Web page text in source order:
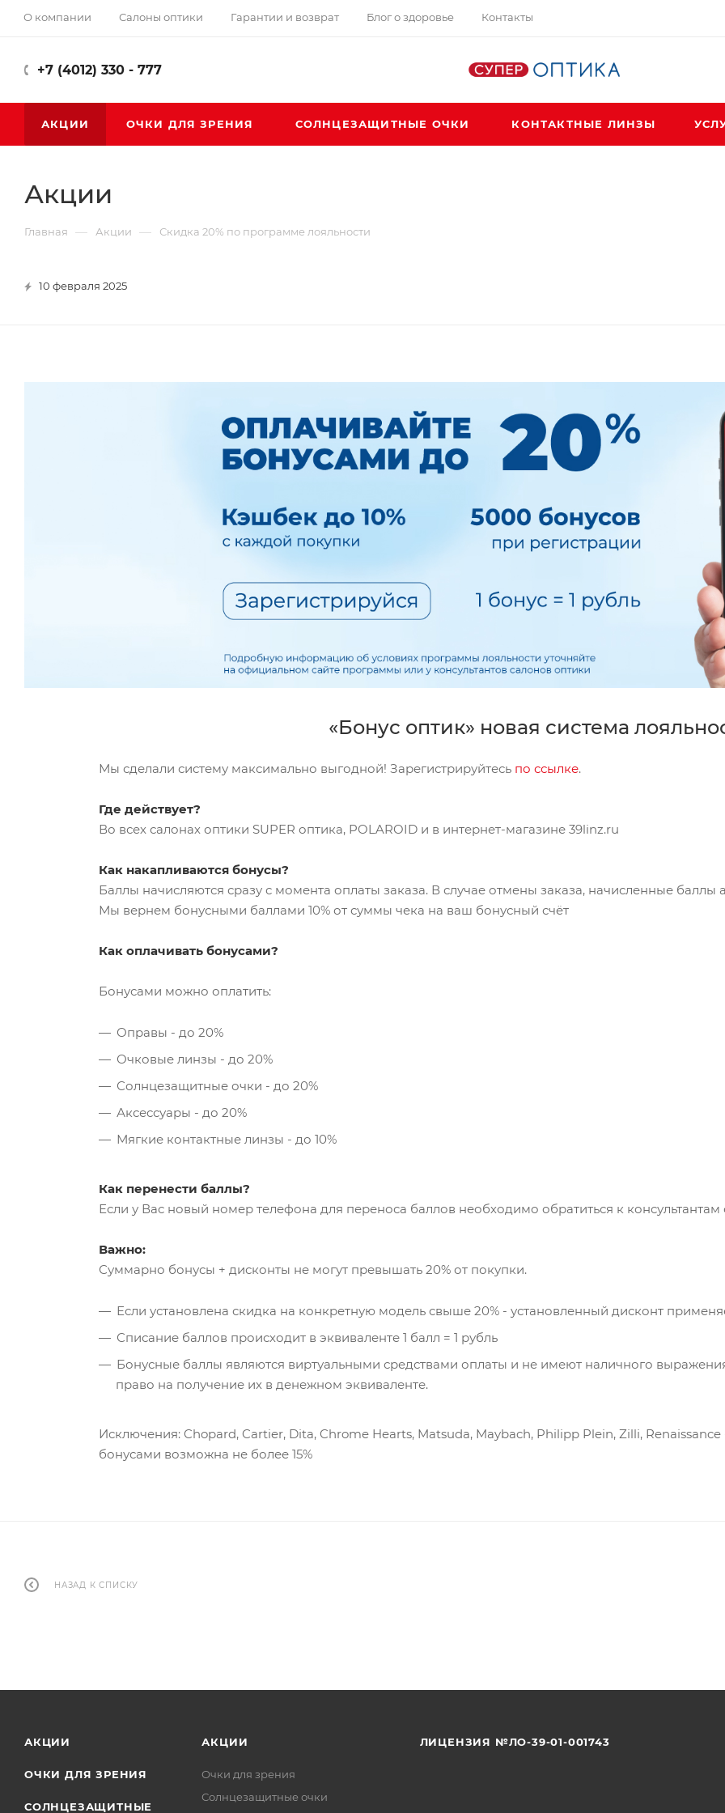
О компании Салоны оптики Гарантии и возврат Блог о здоровье Контакты
+7 (4012) 330 - 777
АКЦИИ ОЧКИ ДЛЯ ЗРЕНИЯ СОЛНЦЕЗАЩИТНЫЕ ОЧКИ КОНТАКТНЫЕ ЛИНЗЫ
Акции
Главная — Акции — Скидка 20% по программе лояльности
10 февраля 2025
«Бонус оптик» новая система
Мы сделали систему максимально выгодной! Зарегистрируйтесь по ссылке.
Где действует?
Во всех салонах оптики SUPER оптика, POLAROID и в интернет-магазине 39linz.ru
Как накапливаются бонусы?
Баллы начисляются сразу с момента оплаты заказа. В случае отмены заказа, начисленные баллы
Мы вернем бонусными баллами 10% от суммы чека на ваш бонусный счёт
Как оплачивать бонусами?
Бонусами можно оплатить:
Оправы - до 20%
Очковые линзы - до 20%
Солнцезащитные очки - до 20%
Аксессуары - до 20%
Мягкие контактные линзы - до 10%
Как перенести баллы?
Если у Вас новый номер телефона для переноса баллов необходимо обратиться к консультантам
Важно:
Суммарно бонусы + дисконты не могут превышать 20% от покупки.
Если установлена скидка на конкретную модель свыше 20% - установленный дисконт
Списание баллов происходит в эквиваленте 1 балл = 1 рубль
Бонусные баллы являются виртуальными средствами оплаты и не имеют наличного
право на получение их в денежном эквиваленте.
Исключения: Chopard, Cartier, Dita, Chrome Hearts, Matsuda, Maybach, Philipp Plein, Zilli,
бонусами возможна не более 15%
НАЗАД К СПИСКУ
АКЦИИ
ОЧКИ ДЛЯ ЗРЕНИЯ
СОЛНЦЕЗАЩИТНЫЕ
АКЦИИ
Очки для зрения
Солнцезащитные очки
ЛИЦЕНЗИЯ №ЛО-39-01-001743